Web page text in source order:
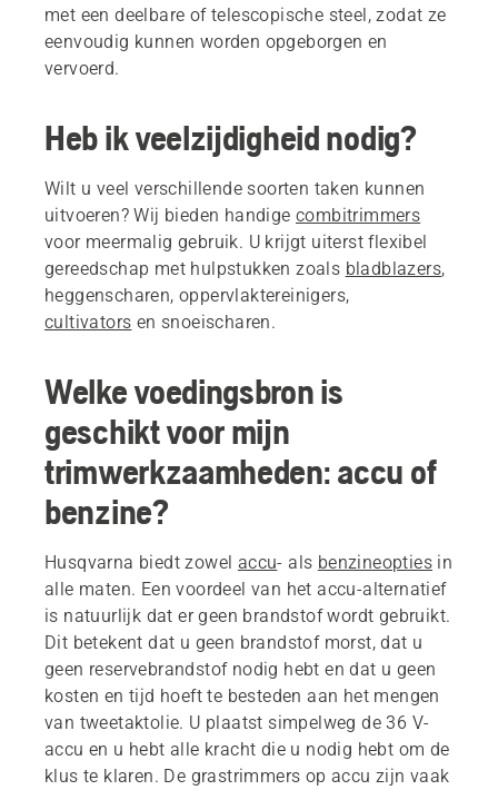
met een deelbare of telescopische steel, zodat ze
eenvoudig kunnen worden opgeborgen en
vervoerd.
Heb ik veelzijdigheid nodig?
Wilt u veel verschillende soorten taken kunnen
uitvoeren? Wij bieden handige combitrimmers
voor meermalig gebruik. U krijgt uiterst flexibel
gereedschap met hulpstukken zoals bladblazers,
heggenscharen, oppervlaktereinigers,
cultivators en snoeischaren.
Welke voedingsbron is
geschikt voor mijn
trimwerkzaamheden: accu of
benzine?
Husqvarna biedt zowel accu- als benzineopties in
alle maten. Een voordeel van het accu-alternatief
is natuurlijk dat er geen brandstof wordt gebruikt.
Dit betekent dat u geen brandstof morst, dat u
geen reservebrandstof nodig hebt en dat u geen
kosten en tijd hoeft te besteden aan het mengen
van tweetaktolie. U plaatst simpelweg de 36 V-
accu en u hebt alle kracht die u nodig hebt om de
klus te klaren. De grastrimmers op accu zijn vaak